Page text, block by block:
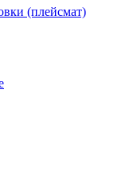
(плейсмат)